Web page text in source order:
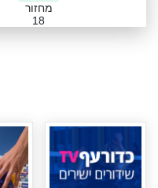
מחזור
18